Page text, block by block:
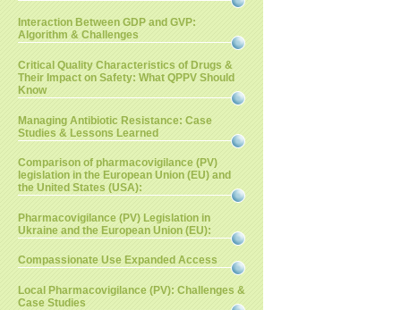
Interaction Between GDP and GVP:
Algorithm & Challenges
Critical Quality Characteristics of Drugs &
Their Impact on Safety: What QPPV Should
Know
Managing Antibiotic Resistance: Case
Studies & Lessons Learned
Comparison of pharmacovigilance (PV)
legislation in the European Union (EU) and
the United States (USA):
Pharmacovigilance (PV) Legislation in
Ukraine and the European Union (EU):
Compassionate Use Expanded Access
Local Pharmacovigilance (PV): Challenges &
Case Studies